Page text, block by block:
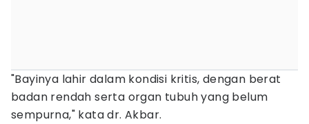
"Bayinya lahir dalam kondisi kritis, dengan berat
badan rendah serta organ tubuh yang belum
sempurna," kata dr. Akbar.